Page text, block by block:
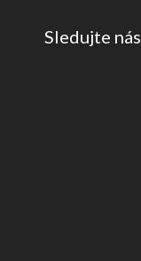
Sledujte nás